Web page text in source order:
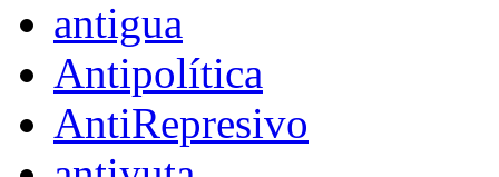
antigua
Antipolítica
AntiRepresivo